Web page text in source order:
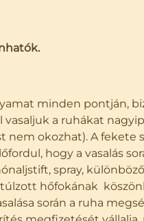
minden pontján,
a ruhákat
nem okozhat). A fekete
hogy a vasalás
spray,
hőfokának
során a ruha